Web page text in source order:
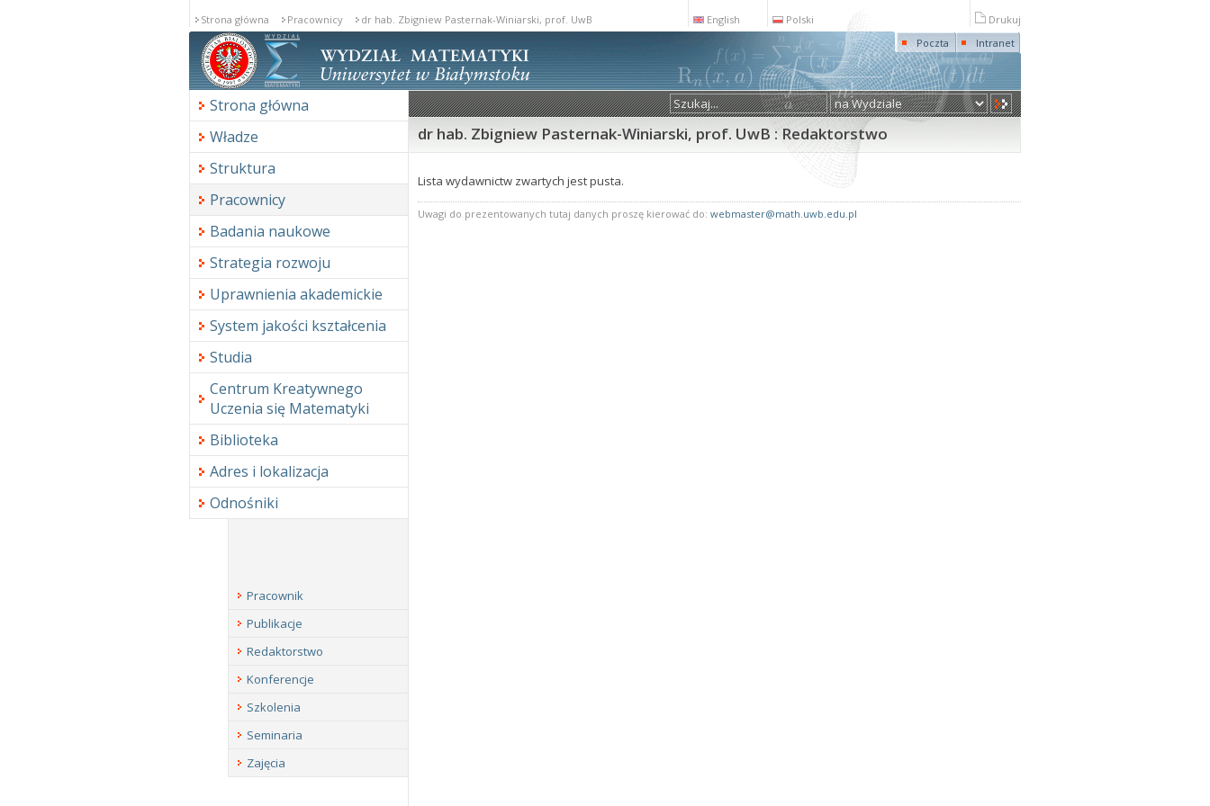
Strona główna Pracownicy
dr hab. Zbigniew Pasternak-Winiarski, prof. UwB
Redaktorstwo
English Polski
Drukuj
Poczta
Intranet
Strona główna
Władze
Struktura
Pracownicy
Badania naukowe
Strategia rozwoju
Uprawnienia akademickie
System jakości kształcenia
Studia
Centrum Kreatywnego
Uczenia się Matematyki
Biblioteka
Adres i lokalizacja
Odnośniki
dr hab. Zbigniew Pasternak-Winiarski, prof. UwB : Redaktorstwo
Lista wydawnictw zwartych jest pusta.
Uwagi do prezentowanych tutaj danych proszę kierować do: webmaster@math.uwb.edu.pl
Pracownik
Publikacje
Redaktorstwo
Konferencje
Szkolenia
Seminaria
Zajęcia